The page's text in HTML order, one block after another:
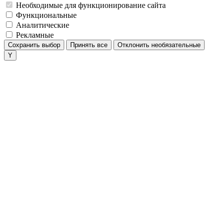
Необходимые для функционирование сайта
Функциональные
Аналитические
Рекламные
Сохранить выбор Принять все Отклонить необязательные